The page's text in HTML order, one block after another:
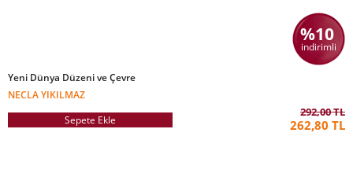
%10
indirimli
Yeni Dünya Düzeni ve Çevre
NECLA YIKILMAZ
Sepete Ekle
292,00 TL
262,80 TL